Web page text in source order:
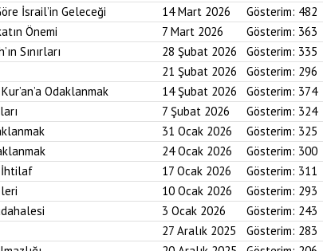
İsrail’in Geleceği 14 Mart 2026 Gösterim: 482
Önemi 7 Mart 2026 Gösterim: 363
Sınırları 28 Şubat 2026 Gösterim: 335
21 Şubat 2026 Gösterim: 296
Odaklanmak 14 Şubat 2026 Gösterim: 374
7 Şubat 2026 Gösterim: 324
31 Ocak 2026 Gösterim: 325
24 Ocak 2026 Gösterim: 300
İhtilaf 17 Ocak 2026 Gösterim: 311
10 Ocak 2026 Gösterim: 293
3 Ocak 2026 Gösterim: 243
27 Aralık 2025 Gösterim: 283